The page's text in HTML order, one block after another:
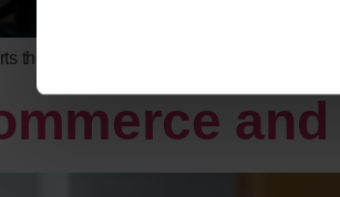
the development of service centers that